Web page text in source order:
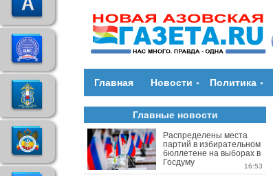
Главная Новости Политика
Главные новости
Распределены места
партий в избирательном
бюллетене на выборах в
Госдуму
16:53